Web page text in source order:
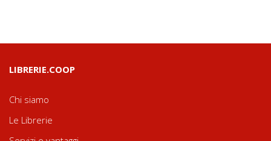
LIBRERIE.COOP
Chi siamo
Le Librerie